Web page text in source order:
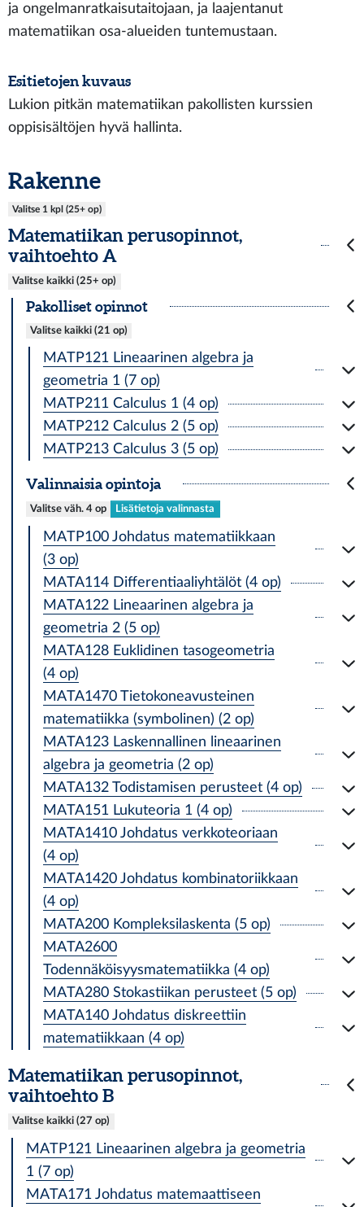
ja ongelmanratkaisutaitojaan, ja laajentanut
matematiikan osa-alueiden tuntemustaan.
Esitietojen kuvaus
Lukion pitkän matematiikan pakollisten kurssien
oppisisältöjen hyvä hallinta.
Rakenne
Valitse 1 kpl (25+ op)
Matematiikan perusopinnot,
vaihtoehto A
Valitse kaikki (25+ op)
Pakolliset opinnot
Valitse kaikki (21 op)
MATP121 Lineaarinen algebra ja
geometria 1 (7 op)
MATP211 Calculus 1 (4 op)
MATP212 Calculus 2 (5 op)
MATP213 Calculus 3 (5 op)
Valinnaisia opintoja
Valitse väh. 4 op Lisätietoja valinnasta
MATP100 Johdatus matematiikkaan
(3 op)
MATA114 Differentiaaliyhtälöt (4 op)
MATA122 Lineaarinen algebra ja
geometria 2 (5 op)
MATA128 Euklidinen tasogeometria
(4 op)
MATA1470 Tietokoneavusteinen
matematiikka (symbolinen) (2 op)
MATA123 Laskennallinen lineaarinen
algebra ja geometria (2 op)
MATA132 Todistamisen perusteet (4 op)
MATA151 Lukuteoria 1 (4 op)
MATA1410 Johdatus verkkoteoriaan
(4 op)
MATA1420 Johdatus kombinatoriikkaan
(4 op)
MATA200 Kompleksilaskenta (5 op)
MATA2600
Todennäköisyysmatematiikka (4 op)
MATA280 Stokastiikan perusteet (5 op)
MATA140 Johdatus diskreettiin
matematiikkaan (4 op)
Matematiikan perusopinnot,
vaihtoehto B
Valitse kaikki (27 op)
MATP121 Lineaarinen algebra ja geometria
1 (7 op)
MATA171 Johdatus matemaattiseen